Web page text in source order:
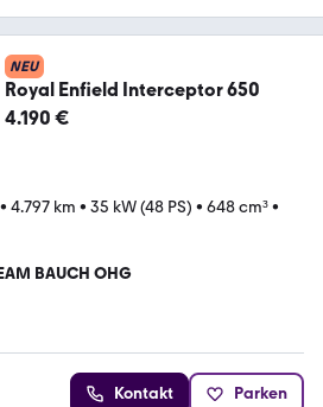
NEU
Royal Enfield Interceptor 650
4.190 €
• 4.797 km • 35 kW (48 PS) • 648 cm³•
BAUCH OHG
Kontakt Parken